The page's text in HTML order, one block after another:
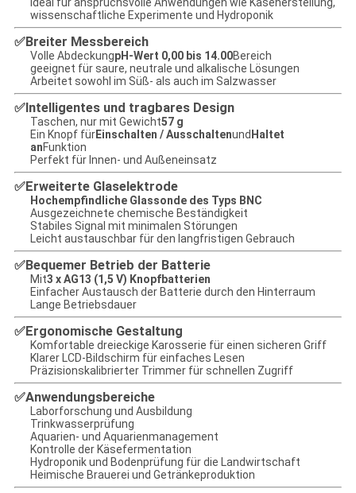
Ideal für anspruchsvolle Anwendungen wie Käseherstellung,
wissenschaftliche Experimente und Hydroponik
✅Breiter Messbereich
Volle AbdeckungpH-Wert 0,00 bis 14.00Bereich
geeignet für saure, neutrale und alkalische Lösungen
Arbeitet sowohl im Süß- als auch im Salzwasser
✅Intelligentes und tragbares Design
Taschen, nur mit Gewicht57 g
Ein Knopf fürEinschalten / Ausschaltenund Haltet
anFunktion
Perfekt für Innen- und Außeneinsatz
✅Erweiterte Glaselektrode
Hochempfindliche Glassonde des Typs BNC
Ausgezeichnete chemische Beständigkeit
Stabiles Signal mit minimalen Störungen
Leicht austauschbar für den langfristigen Gebrauch
✅Bequemer Betrieb der Batterie
Mit3 x AG13 (1,5 V) Knopfbatterien
Einfacher Austausch der Batterie durch den Hinterraum
Lange Betriebsdauer
✅Ergonomische Gestaltung
Komfortable dreieckige Karosserie für einen sicheren Griff
Klarer LCD-Bildschirm für einfaches Lesen
Präzisionskalibrierter Trimmer für schnellen Zugriff
✅Anwendungsbereiche
Laborforschung und Ausbildung
Trinkwasserprüfung
Aquarien- und Aquarienmanagement
Kontrolle der Käsefermentation
Hydroponik und Bodenprüfung für die Landwirtschaft
Heimische Brauerei und Getränkeproduktion